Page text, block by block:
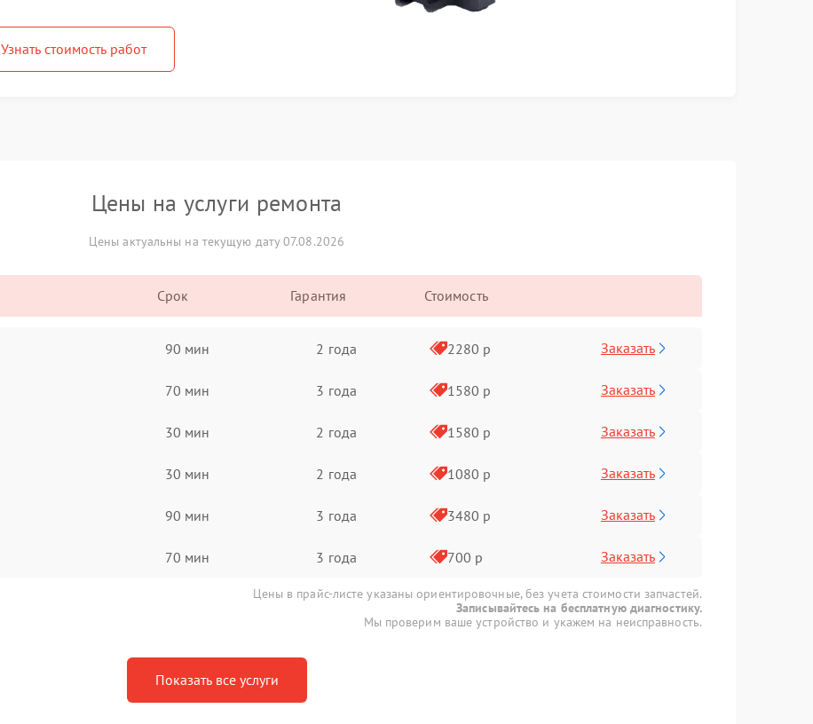
Узнать стоимость работ
Цены на услуги ремонта
Цены актуальны на текущую дату 07.08.2026
Срок Гарантия Стоимость
90 мин 2 года 2280 р Заказать
70 мин 3 года 1580 р Заказать
30 мин 2 года 1580 р Заказать
30 мин 2 года 1080 р Заказать
90 мин 3 года 3480 р Заказать
70 мин 3 года 700 р Заказать
Цены в прайс-листе указаны ориентировочные, без учета стоимости запчастей.
Записывайтесь на бесплатную диагностику.
Мы проверим ваше устройство и укажем на неисправность.
Показать все услуги